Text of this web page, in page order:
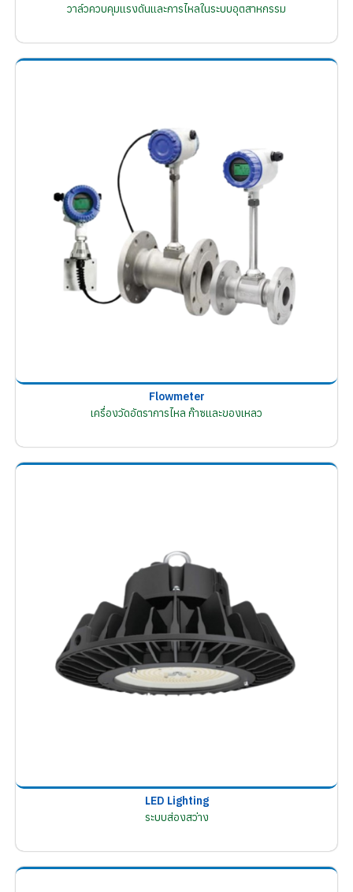
วาล์วควบคุมแรงดันและการไหลในระบบอุตสาหกรรม
Flowmeter
เครื่องวัดอัตราการไหล ก๊าซและของเหลว
LED Lighting
ระบบส่องสว่าง